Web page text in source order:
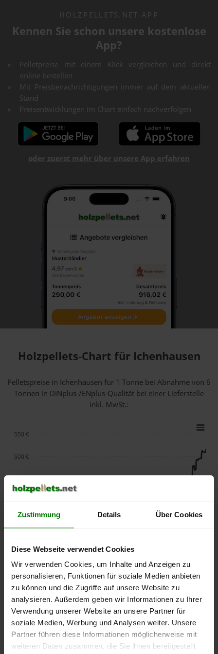
Zustimmung Details Über Cookies
Diese Webseite verwendet Cookies
Wir verwenden Cookies, um Inhalte und Anzeigen zu
personalisieren, Funktionen für soziale Medien anbieten
zu können und die Zugriffe auf unsere Website zu
analysieren. Außerdem geben wir Informationen zu Ihrer
Verwendung unserer Website an unsere Partner für
soziale Medien, Werbung und Analysen weiter. Unsere
Partner führen diese Informationen möglicherweise mit
weiteren Daten zusammen, die Sie ihnen bereitgestellt
HOLZPELLETS.NET APP
Kennen Sie schon unsere kostenlose
App?
Pelletpreise mit einem Klick vergleichen und direkt
online bestellen
Mit Preisbenachrichtigungen immer auf dem aktuellen
Stand
Preisentwicklungen im Chart einfach nachverfolgen
oder zuerst mehr über unsere App erfahren
Holzpellets-Chart für Ichenhausen
Pelletspreise in Ichenhausen für 1 Tonne bei Abnahmevon 6
Tonnen in DINplus-/ENplus-Qualität bei einer Lieferstelle
inkl. MwSt.:
lose Ware Sackware
September
Januar
Mai
250 €
300 €
500 €
550 €
Die aktuelle Preisentwicklung für Holzpellets in Deutschland
können Sie jederzeit auf unsererPelletspreise-Seite
nachvollziehen.